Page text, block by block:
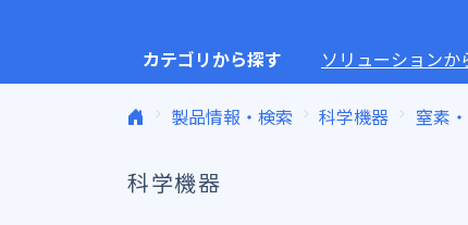
カテゴリから探す ソリューションか
製品情報・検索 科学機器 窒素
科学機器